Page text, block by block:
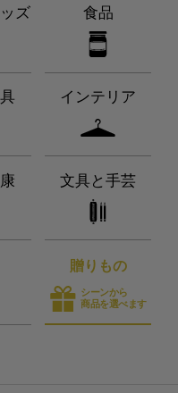
ズ 食品
インテリア
文具と手芸
贈りもの
シーンから
商品を選べます